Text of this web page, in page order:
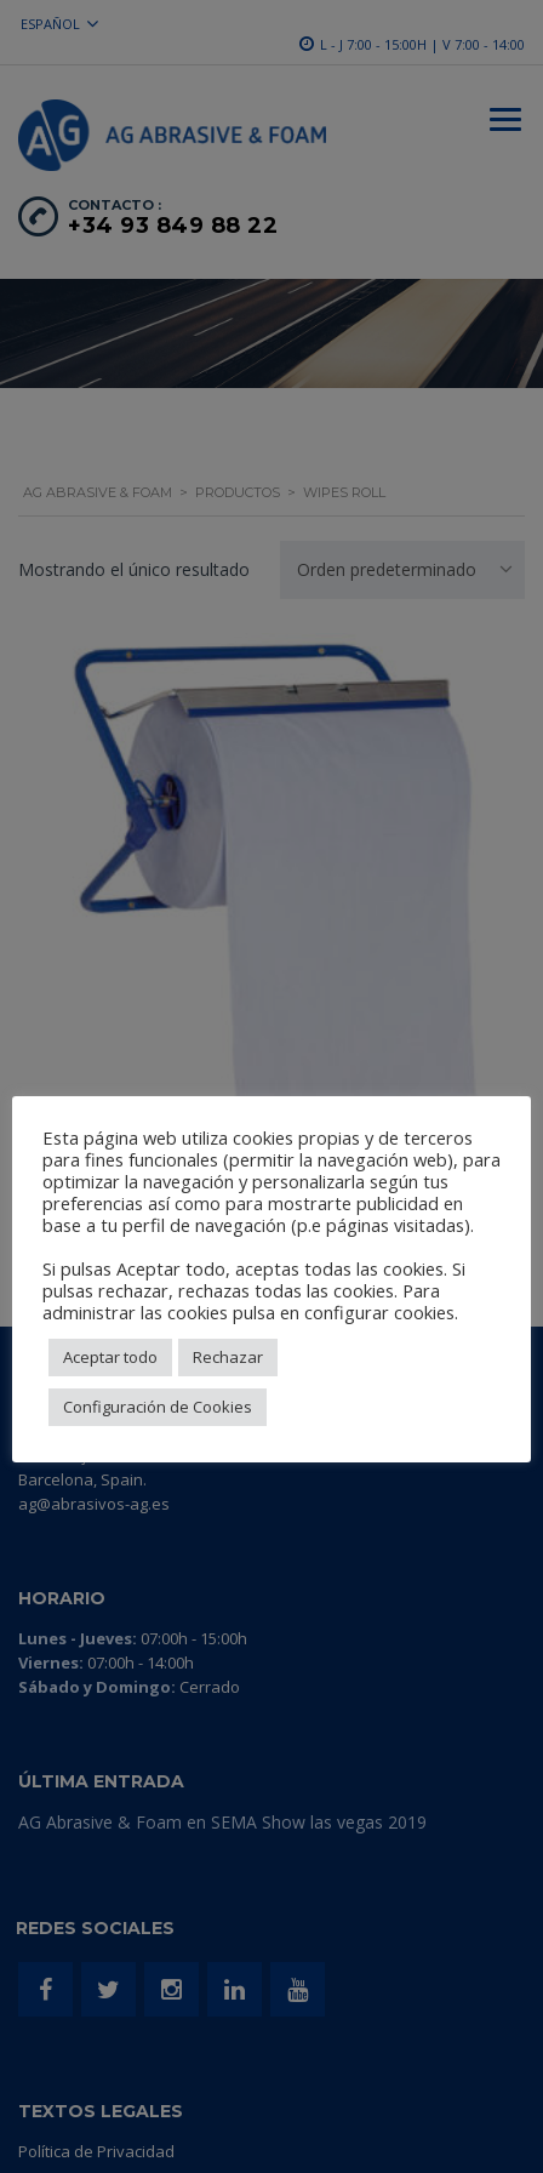
ESPAÑOL
L - J 7:00 - 15:00H | V 7:00 - 14:00
CONTACTO :
+34 93 849 88 22
AG ABRASIVE & FOAM > PRODUCTOS > WIPES ROLL
Mostrando el único resultado Orden predeterminado
SOPORTE DE PARED PARA CELULOSA
LEER MÁS
AG ABRASIVE & FOAM
Polígono Industrial Batzacs
c/ Batzacs, s/nº - Nave 1 - 2
Barcelona, Spain.
ag@abrasivos-ag.es
HORARIO
Lunes - Jueves: 07:00h - 15:00h
Viernes: 07:00h - 14:00h
Sábado y Domingo: Cerrado
ÚLTIMA ENTRADA
AG Abrasive & Foam en SEMA Show las vegas 2019
REDES SOCIALES
TEXTOS LEGALES
Política de Privacidad
Esta página web utiliza cookies propias y de terceros
para fines funcionales (permitir la navegación web), para
optimizar la navegación y personalizarla según tus
preferencias así como para mostrarte publicidad en
base a tu perfil de navegación (p.e páginas visitadas).
Si pulsas Aceptar todo, aceptas todas las cookies. Si
pulsas rechazar, rechazas todas las cookies. Para
administrar las cookies pulsa en configurar cookies.
Aceptar todo Rechazar
Configuración de Cookies